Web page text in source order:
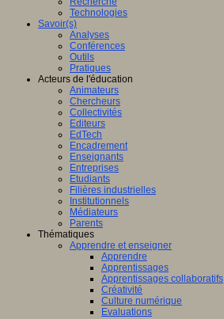
Technologies
Savoir(s)
Analyses
Conférences
Outils
Pratiques
Acteurs de l'éducation
Animateurs
Chercheurs
Collectivités
Editeurs
EdTech
Encadrement
Enseignants
Entreprises
Etudiants
Filières industrielles
Institutionnels
Médiateurs
Parents
Thématiques
Apprendre et enseigner
Apprendre
Apprentissages
Apprentissages collaboratifs
Créativité
Culture numérique
Evaluations